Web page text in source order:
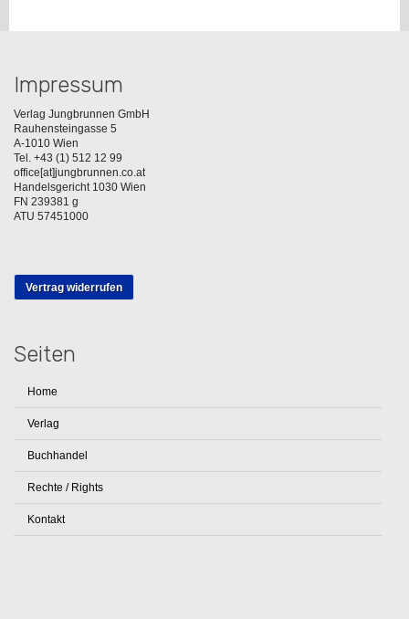
Impressum
Verlag Jungbrunnen GmbH
Rauhensteingasse 5
A-1010 Wien
Tel. +43 (1) 512 12 99
office[at]jungbrunnen.co.at
Handelsgericht 1030 Wien
FN 239381 g
ATU 57451000
Vertrag widerrufen
Seiten
Home
Verlag
Buchhandel
Rechte / Rights
Kontakt